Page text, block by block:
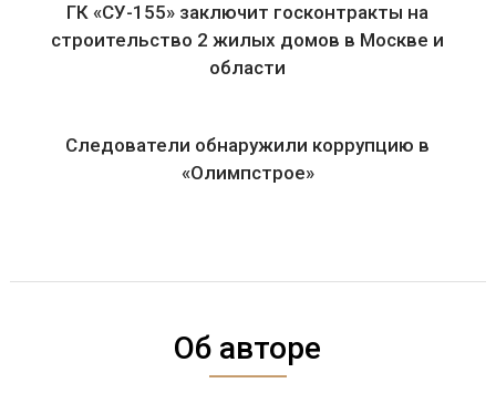
ГК «СУ-155» заключит госконтракты на
строительство 2 жилых домов в Москве и
области
Следователи обнаружили коррупцию в
«Олимпстрое»
Об авторе